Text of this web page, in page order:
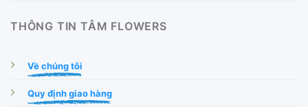
THÔNG TIN TÂM FLOWERS
Về chúng tôi
Quy định giao hàng